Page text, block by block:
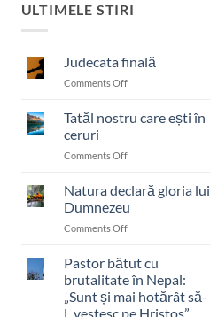
ULTIMELE STIRI
Judecata finală
Comments Offon
Tatăl nostru care ești în
ceruri
Comments Offon
nostru
care
ești
în
Natura declară gloria lui
Dumnezeu
Comments Offon
declară
gloria
lui
Dumnezeu
Pastor bătut cu
brutalitate în Nepal:
„Sunt și mai hotărât să-
L vestesc pe Hristos”